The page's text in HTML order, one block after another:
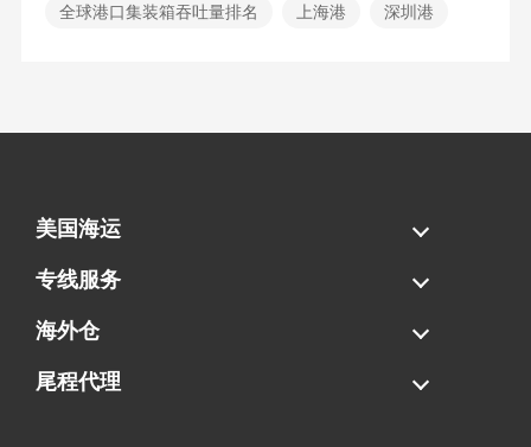
全球港口集装箱吞吐量排名 上海港 深圳港
美国海运
海运拼柜
海运整柜
美国海卡
加拿大海运
专线服务
FBA专线直送
超大件专线
AWD专线
电池专线
海外仓
一件代发
FBA中转
贴标换标
拆柜/存储
尾程代理